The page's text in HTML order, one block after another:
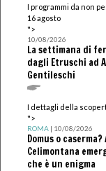
I programmi da non
16 agosto
">
10/08/2026
La settimana di
dagli Etruschi ad
Gentileschi
I dettagli della
">
ROMA| 10/08/2026
Domus o caserma?
Celimontana
che è un enigma